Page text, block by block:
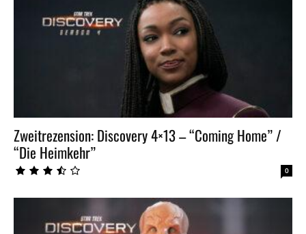
Zweitrezension: Discovery 4×13 – “Coming Home” /
“Die Heimkehr”
0